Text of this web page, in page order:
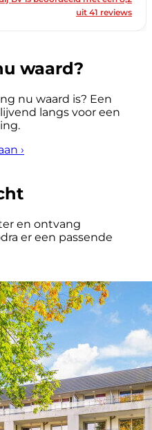
waard?
nu waard is? Een
langs voor een
›
en ontvang
er een passende